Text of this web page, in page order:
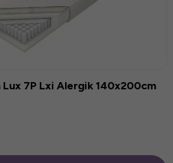
7P Lxi Alergik 140x200cm